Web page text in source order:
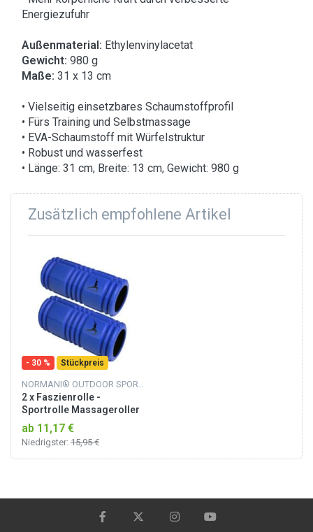
Energiezufuhr
Außenmaterial: Ethylenvinylacetat
Gewicht: 980 g
Maße: 31 x 13 cm
• Vielseitig einsetzbares Schaumstoffprofil
• Fürs Training und Selbstmassage
• EVA-Schaumstoff mit Würfelstruktur
• Robust und wasserfest
• Länge: 31 cm, Breite: 13 cm, Gewicht: 980 g
Zusätzlich empfohlene Artikel
- 30 % Stückpreis
2 x Faszienrolle -
Sportrolle Massageroller
Blau
ab 11,17 €
Niedrigster: 15,95 €